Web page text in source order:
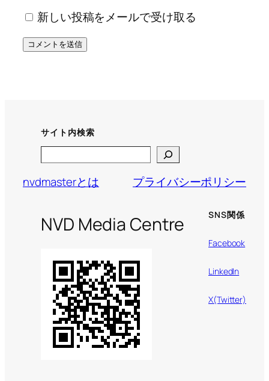
新しい投稿をメールで受け取る
サイト内検索
nvdmasterとは
プライバシーポリシー
NVD Media Centre SNS関係
Facebook
LinkedIn
X(Twitter)